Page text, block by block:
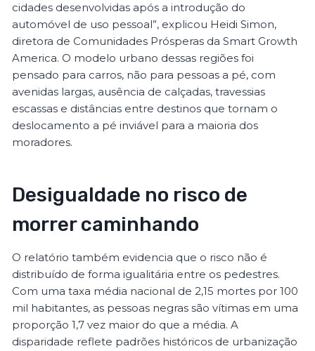
cidades desenvolvidas após a introdução do
automóvel de uso pessoal”, explicou Heidi Simon,
diretora de Comunidades Prósperas da Smart Growth
America. O modelo urbano dessas regiões foi
pensado para carros, não para pessoas a pé, com
avenidas largas, ausência de calçadas, travessias
escassas e distâncias entre destinos que tornam o
deslocamento a pé inviável para a maioria dos
moradores.
Desigualdade no risco de
morrer caminhando
O relatório também evidencia que o risco não é
distribuído de forma igualitária entre os pedestres.
Com uma taxa média nacional de 2,15 mortes por 100
mil habitantes, as pessoas negras são vítimas em uma
proporção 1,7 vez maior do que a média. A
disparidade reflete padrões históricos de urbanização